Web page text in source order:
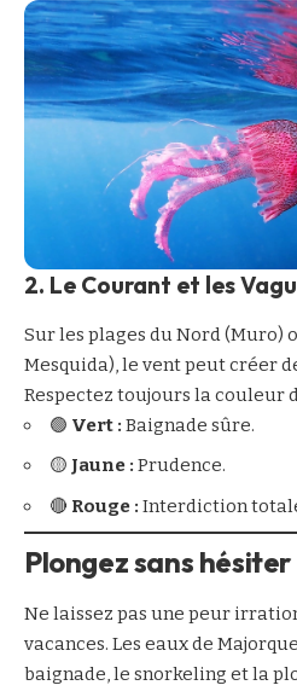
2. Le Courant et les
Sur les plages du Nord (Muro)
Mesquida), le vent peut créer
Respectez toujours la couleur
🟢 Vert : Baignade sûre.
🟡 Jaune : Prudence.
🔴 Rouge : Interdiction
Plongez sans hésiter
Ne laissez pas une peur
vacances. Les eaux de
baignade, le snorkeling et la